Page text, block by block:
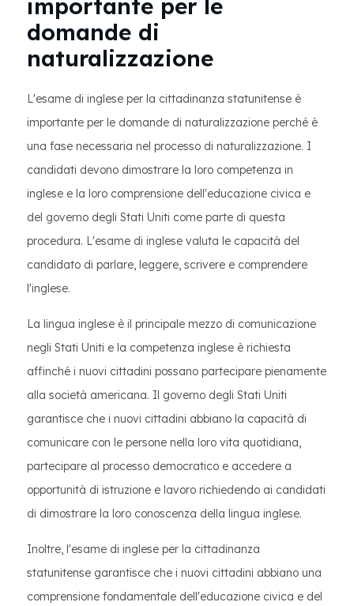
importante per le
domande di
naturalizzazione
L'esame di inglese per la cittadinanza statunitense è
importante per le domande di naturalizzazione perché è
una fase necessaria nel processo di naturalizzazione. I
candidati devono dimostrare la loro competenza in
inglese e la loro comprensione dell'educazione civica e
del governo degli Stati Uniti come parte di questa
procedura. L'esame di inglese valuta le capacità del
candidato di parlare, leggere, scrivere e comprendere
l'inglese.
La lingua inglese è il principale mezzo di comunicazione
negli Stati Uniti e la competenza inglese è richiesta
affinché i nuovi cittadini possano partecipare pienamente
alla società americana. Il governo degli Stati Uniti
garantisce che i nuovi cittadini abbiano la capacità di
comunicare con le persone nella loro vita quotidiana,
partecipare al processo democratico e accedere a
opportunità di istruzione e lavoro richiedendo ai candidati
di dimostrare la loro conoscenza della lingua inglese.
Inoltre, l'esame di inglese per la cittadinanza
statunitense garantisce che i nuovi cittadini abbiano una
comprensione fondamentale dell'educazione civica e del